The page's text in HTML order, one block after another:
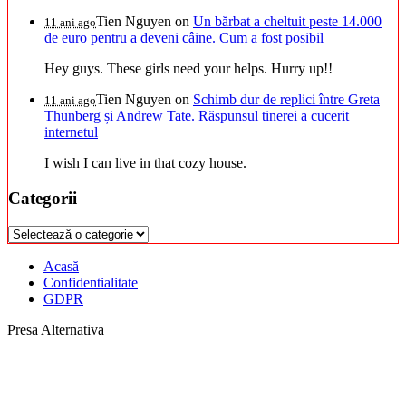
11 ani agoTien Nguyen on Un bărbat a cheltuit peste 14.000
de euro pentru a deveni câine. Cum a fost posibil
Hey guys. These girls need your helps. Hurry up!!
11 ani agoTien Nguyen on Schimb dur de replici între Greta
Thunberg și Andrew Tate. Răspunsul tinerei a cucerit
internetul
I wish I can live in that cozy house.
Categorii
Categorii
Acasă
Confidentialitate
GDPR
Presa Alternativa